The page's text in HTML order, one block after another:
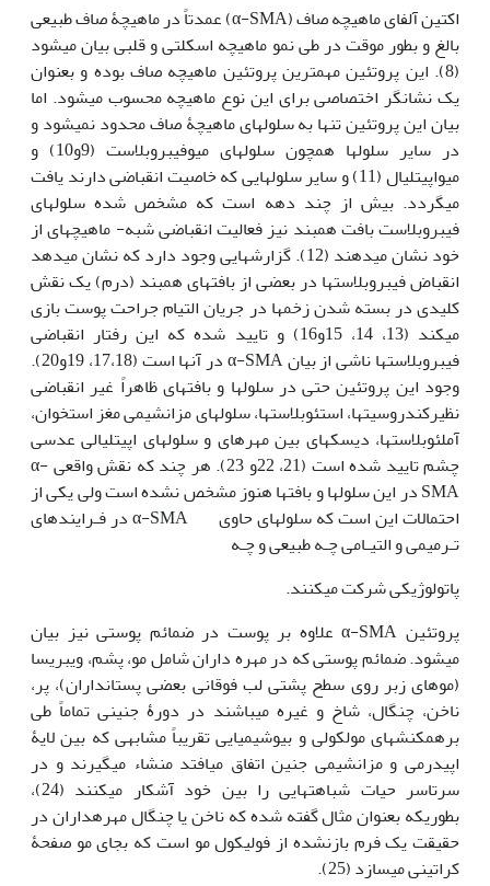
اکتین آلفای ماهیچه صاف (α-SMA) عمدتاً در ماهیچۀ صاف طبیعی
بالغ و بطور موقت در طی نمو ماهیچه اسکلتی و قلبی بیان می‏شود
(8). این پروتئین مهمترین پروتئین ماهیچه صاف بوده و بعنوان
یک نشانگر اختصاصی برای این نوع ماهیچه محسوب می‏شود. اما
بیان این پروتئین تنها به سلولهای ماهیچۀ صاف محدود نمی‏شود و
در سایر سلولها همچون سلولهای میوفیبروبلاست (9و10) و
میواپی‏تلیال (11) و سایر سلولهایی که خاصیت انقباضی دارند یافت
می‏گردد. بیش از چند دهه است که مشخص شده سلولهای
فیبروبلاست بافت همبند نیز فعالیت انقباضی شبه- ماهیچه‏ای از
خود نشان می‏دهند (12). گزارش‏هایی وجود دارد که نشان می‏دهد
انقباض فیبروبلاستها در بعضی از بافتهای همبند (درم) یک نقش
کلیدی در بسته شدن زخمها در جریان التیام جراحت پوست بازی
می‏کند (13، 14، 15و16) و تایید شده که این رفتار انقباضی
فیبروبلاستها ناشی از بیان α-SMA در آنها است (17،18، 19و20).
وجود این پروتئین حتی در سلولها و بافتهای ظاهراً غیر انقباضی
نظیرکندروسیتها، استئوبلاستها، سلولهای مزانشیمی مغز استخوان،
آملئوبلاستها، دیسکهای بین مهره‏ای و سلولهای اپی‏تلیالی عدسی
چشم تایید شده است (21، 22و 23). هر چند که نقش واقعی α-
SMA در این سلولها و بافتها هنوز مشخص نشده است ولی یکی از
احتمالات این است که سلولهای حاوی α-SMA در فـرایندهای
تـرمیمی و التیـامی چـه طبیعی و چـه
پاتولوژیکی شرکت می‏کنند.
پروتئین α-SMA علاوه بر پوست در ضمائم پوستی نیز بیان
می‏شود. ضمائم پوستی که در مهره داران شامل مو، پشم، ویبریسا
(موهای زبر روی سطح پشتی لب فوقانی بعضی پستانداران)، پر،
ناخن، چنگال، شاخ و غیره می‏باشند در دورۀ جنینی تماماً طی
برهم‏کنشهای مولکولی و بیوشیمیایی تقریباً مشابهی که بین لایۀ
اپیدرمی و مزانشیمی جنین اتفاق می‏افتد منشاء می‏گیرند و در
سرتاسر حیات شباهتهایی را بین خود آشکار می‏کنند (24)،
بطوریکه بعنوان مثال گفته شده که ناخن یا چنگال مهره‏داران در
حقیقت یک فرم بازنشده از فولیکول مو است که بجای مو صفحۀ
کراتینی می‏سازد (25).